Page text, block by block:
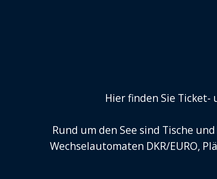
Hier finden Sie
Rund um den See sind Tische
Wechselautomaten DKR/EURO,